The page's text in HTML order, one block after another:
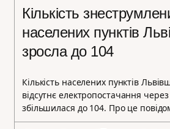
Кількість
населених пунктів
зросла до 104
Кількість населених пунктів
відсутнє електропостачання через
збільшилася до 104. Про це